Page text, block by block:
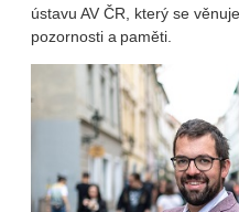
ústavu AV ČR, který se
pozornosti a paměti.